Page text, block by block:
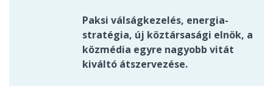
Paksi válságkezelés, energia-
stratégia, új köztársasági elnök, a
közmédia egyre nagyobb vitát
kiváltó átszervezése.